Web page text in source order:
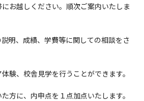
お越しください。順次ご案内いたしま
明、成績、学費等に関しての相談をさ
験、校舎見学を行うことができます。
方に、内申点を１点加点いたします。